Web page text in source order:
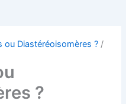
ou Diastéréoisomères ?
?